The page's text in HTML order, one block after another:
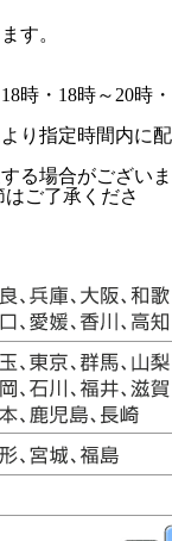
す。
時・18時～20時・
り指定時間内に配
る場合がございま
ご了承くださ